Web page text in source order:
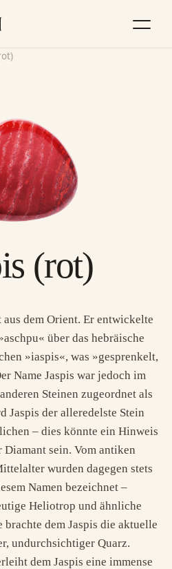
(rot)
aus dem Orient. Er entwickelte
über das hebräische
»iaspis«, was »gesprenkelt,
Name Jaspis war jedoch im
Steinen zugeordnet als
Jaspis der alleredelste Stein
– dies könnte ein Hinweis
sein. Vom antiken
wurden dagegen stets
Namen bezeichnet –
Heliotrop und ähnliche
brachte dem Jaspis die aktuelle
undurchsichtiger Quarz.
dem Jaspis eine immense